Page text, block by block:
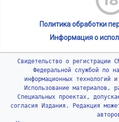
Политика обработки
Информация о
Свидетельство о регистрации
Федеральной службой по
информационных технологий
Использование материалов,
Специальных проектах,
согласия Издания. Редакция